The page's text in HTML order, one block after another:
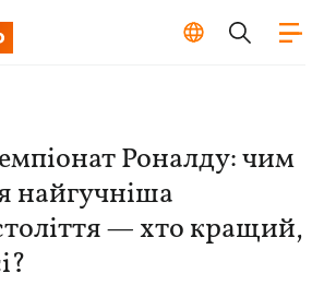
Роналду: чим
найгучніша
— хто кращий,